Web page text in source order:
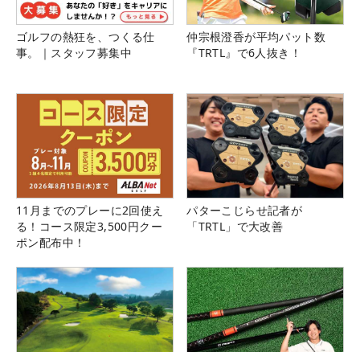
ゴルフの熱狂を、つくる仕
事。｜スタッフ募集中
仲宗根澄香が平均パット数
『TRTL』で6人抜き！
11月までのプレーに2回使え
る！コース限定3,500円クー
ポン配布中！
パターこじらせ記者が
「TRTL」で大改善